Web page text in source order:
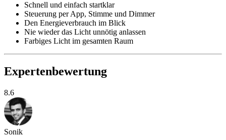
Schnell und einfach startklar
Steuerung per App, Stimme und Dimmer
Den Energieverbrauch im Blick
Nie wieder das Licht unnötig anlassen
Farbiges Licht im gesamten Raum
Expertenbewertung
8.6
Sonik